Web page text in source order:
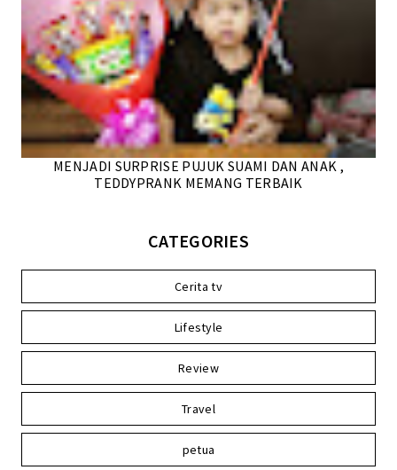
MENJADI SURPRISE PUJUK SUAMI DAN ANAK ,
TEDDYPRANK MEMANG TERBAIK
CATEGORIES
Cerita tv
Lifestyle
Review
Travel
petua